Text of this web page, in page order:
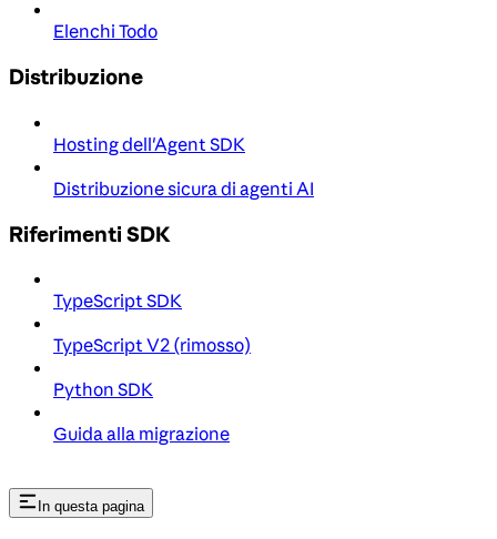
Elenchi Todo
Distribuzione
Hosting dell'Agent SDK
Distribuzione sicura di agenti AI
Riferimenti SDK
TypeScript SDK
TypeScript V2 (rimosso)
Python SDK
Guida alla migrazione
In questa pagina